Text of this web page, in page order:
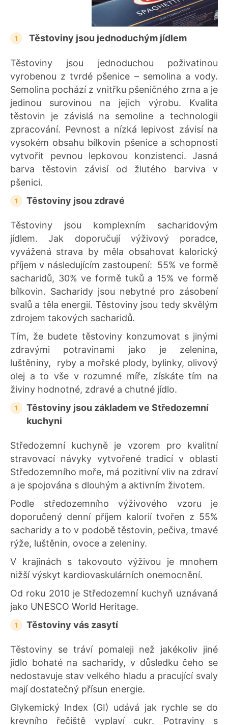
Těstoviny jsou jednoduchým jídlem
Těstoviny jsou jednoduchou poživatinou
vyrobenou z tvrdé pšenice – semolina a vody.
Semolina pochází z vnitřku pšeničného zrna a je
jedinou surovinou na jejich výrobu. Kvalita
těstovin je závislá na semoline a technologii
zpracování. Pevnost a nízká lepivost závisí na
vysokém obsahu bílkovin pšenice a schopnosti
vytvořit pevnou lepkovou konzistenci. Jasná
barva těstovin závisí od žlutého barviva v
pšenici.
Těstoviny jsou zdravé
Těstoviny jsou komplexním sacharidovým
jídlem. Jak doporučují výživový poradce,
vyvážená strava by měla obsahovat kalorický
příjem v následujícím zastoupení: 55% ve formě
sacharidů, 30% ve formě tuků a 15% ve formě
bílkovin. Sacharidy jsou nebytné pro zásobení
svalů a těla energií. Těstoviny jsou tedy skvělým
zdrojem takových sacharidů.
Tím, že budete těstoviny konzumovat s jinými
zdravými potravinami jako je zelenina,
luštěniny, ryby a mořské plody, bylinky, olivový
olej a to vše v rozumné míře, získáte tím na
živiny hodnotné, zdravé a chutné jídlo.
Těstoviny jsou základem ve Středozemní
kuchyni
Středozemní kuchyně je vzorem pro kvalitní
stravovací návyky vytvořené tradicí v oblasti
Středozemního moře, má pozitivní vliv na zdraví
a je spojována s dlouhým a aktivním životem.
Podle středozemního výživového vzoru je
doporučený denní příjem kalorií tvořen z 55%
sacharidy a to v podobě těstovin, pečiva, tmavé
rýže, luštěnin, ovoce a zeleniny.
V krajinách s takovouto výživou je mnohem
nižší výskyt kardiovaskulárních onemocnění.
Od roku 2010 je Středozemní kuchyň uznávaná
jako UNESCO World Heritage.
Těstoviny vás zasytí
Těstoviny se tráví pomaleji než jakékoliv jiné
jídlo bohaté na sacharidy, v důsledku čeho se
nedostavuje stav velkého hladu a pracující svaly
mají dostatečný přísun energie.
Glykemický Index (GI) udává jak rychle se do
krevního řečiště vyplaví cukr. Potraviny s